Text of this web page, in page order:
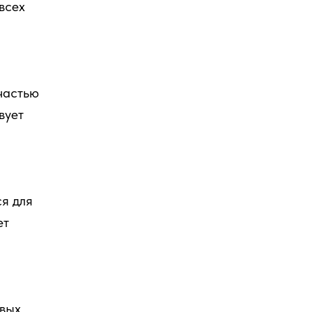
для